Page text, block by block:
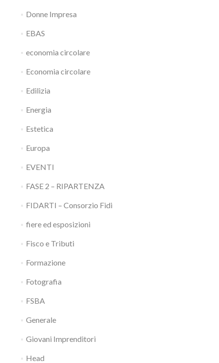
Donne Impresa
EBAS
economia circolare
Economia circolare
Edilizia
Energia
Estetica
Europa
EVENTI
FASE 2 – RIPARTENZA
FIDARTI – Consorzio Fidi
fiere ed esposizioni
Fisco e Tributi
Formazione
Fotografia
FSBA
Generale
Giovani Imprenditori
Head